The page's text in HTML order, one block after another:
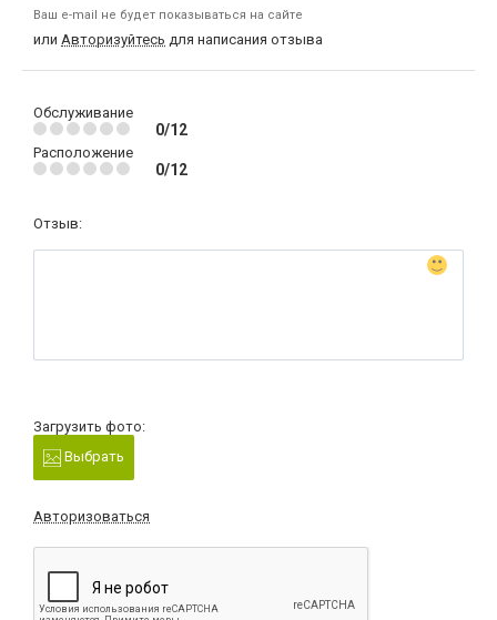
Ваш e-mail не будет показываться на сайте
или Авторизуйтесь для написания отзыва
Обслуживание
0/12
Расположение
0/12
Отзыв:
Загрузить фото:
Выбрать
Авторизоваться